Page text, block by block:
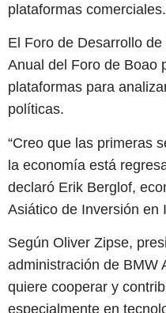
plataformas comerciales.
El Foro de Desarrollo
Anual del Foro de Boao
plataformas para
políticas.
“Creo que las primeras
la economía está
declaró Erik Berglof,
Asiático de Inversión en
Según Oliver Zipse,
administración de BMW
quiere cooperar y
especialmente en